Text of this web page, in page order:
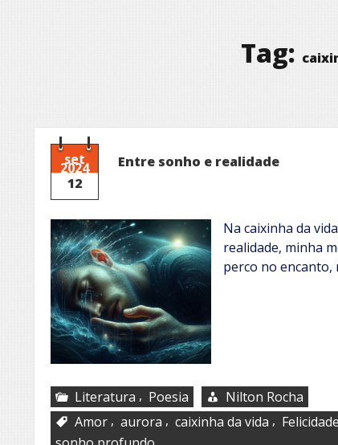
Tag:
set
2024
12
Entre sonho e realidade
Na caixinha da
realidade, minha
perco no
Literatura , Poesia
Nilton Rocha
Amor , aurora , caixinha da vida , Felicidade